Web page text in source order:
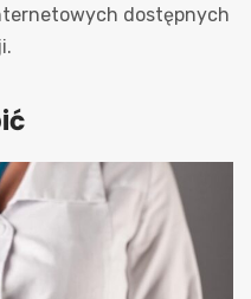
dostępnych